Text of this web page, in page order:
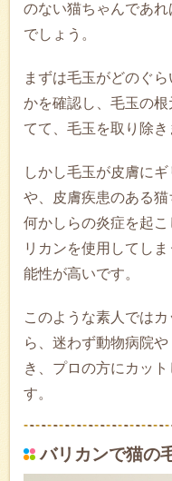
のない猫ちゃんであ
でしょう。
まずは毛玉がどのぐ
かを確認し、毛玉の
てて、毛玉を取り除き
しかし毛玉が皮膚に
や、皮膚疾患のある
何かしらの炎症を起
リカンを使用してし
能性が高いです。
このような素人では
ら、迷わず動物病院
き、プロの方にカッ
す。
バリカンで猫の